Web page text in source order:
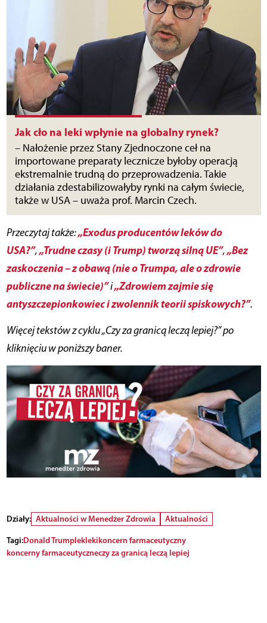
Jak cło na leki wpłynie na globalny rynek?
– Nałożenie przez Stany Zjednoczone ceł na
importowane preparaty lecznicze byłoby operacją
ekstremalnie trudną do przeprowadzenia. Takie
działania zdestabilizowałyby rynki na całym świecie,
także w USA – uważa prof. Marcin Czech.
Przeczytaj także:„Exodus producentów leków do
USA?”,„Trudne czasy (i Trump) tworzą silną UE”,„Bez
zaskoczenia – z obawą (nie o Trumpa, ale o zdrowie
publiczne na świecie)”i„Zdrowiem zajmie się
antyszczepionkowiec i zwolennik teorii spiskowych?”.
Więcej tekstówz cyklu „Czy za granicą leczą lepiej?” po
kliknięciu w poniższy baner.
Działy: Aktualności w Menedżer Zdrowia
Aktualności
Tagi:Donald Trumpleklekikoncern farmaceutyczny
koncerny farmaceutyczneczy za granicą leczą lepiej